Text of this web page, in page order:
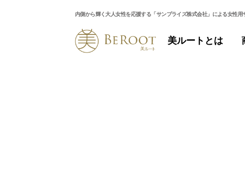
内側から輝く大人女性を応援する「サンプライズ株式会社」による女性用
美ルートとは